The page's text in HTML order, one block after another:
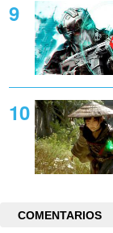
COMENTARIOS